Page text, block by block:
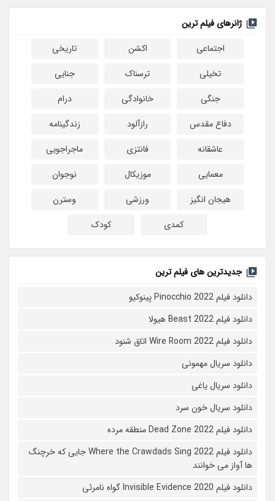
ژانرهای فیلم ترین
اجتماعی
اکشن
تاریخی
تخیلی
ترسناک
جنایی
جنگی
خانوادگی
درام
دفاع مقدس
رازآلود
زندگینامه
عاشقانه
فانتزی
ماجراجویی
معمایی
موزیکال
نوجوان
هیجان انگیز
ورزشی
وسترن
کمدی
کودک
جدیدترین های فیلم ترین
دانلود فیلم Pinocchio 2022 پینوکیو
دانلود فیلم Beast 2022 هیولا
دانلود فیلم Wire Room 2022 اتاق شنود
دانلود سریال مهمونی
دانلود سریال یاغی
دانلود سریال خون سرد
دانلود فیلم 2022 Dead Zone منطقه مرده
دانلود فیلم Where the Crawdads Sing 2022 جایی که خرچنگ
ها آواز می خوانند
دانلود فیلم 2020 Invisible Evidence گواه نامرئی